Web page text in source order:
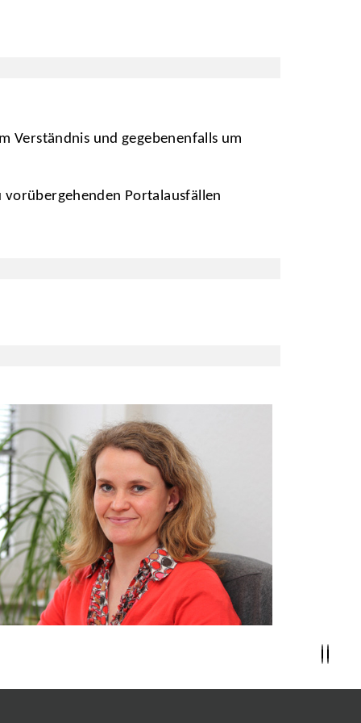
Verständnis und gegebenenfalls um
Portalausfällen